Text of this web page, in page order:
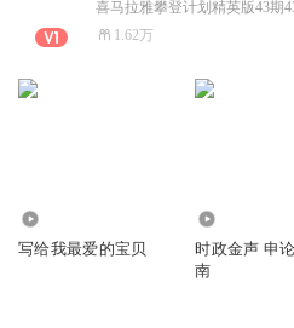
1.62万
写给我最爱的宝贝
时政金声 申
南